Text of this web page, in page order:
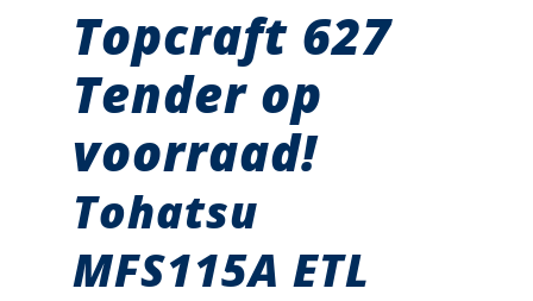
Topcraft 627
Tender op
voorraad!
Tohatsu
MFS115A ETL